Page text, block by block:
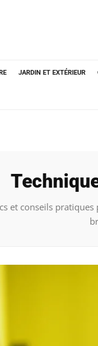
JARDIN ET EXTÉRIEUR
et conseils